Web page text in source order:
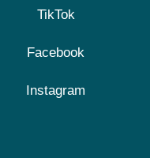
TikTok
Facebook
Instagram